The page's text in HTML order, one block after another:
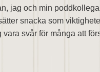
jag och min
snacka som
svår för många att